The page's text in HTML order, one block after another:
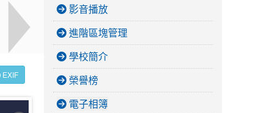
EXIF
影音播放
進階區塊管理
學校簡介
榮譽榜
電子相簿